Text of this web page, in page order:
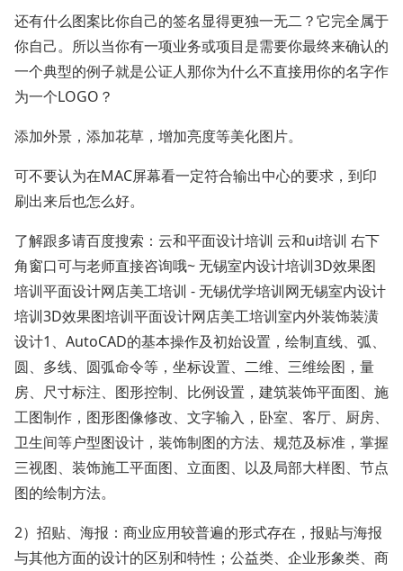
还有什么图案比你自己的签名显得更独一无二？它完全属于
你自己。所以当你有一项业务或项目是需要你最终来确认的
一个典型的例子就是公证人那你为什么不直接用你的名字作
为一个LOGO？
添加外景，添加花草，增加亮度等美化图片。
可不要认为在MAC屏幕看一定符合输出中心的要求，到印
刷出来后也怎么好。
了解跟多请百度搜索：云和平面设计培训 云和ui培训 右下
角窗口可与老师直接咨询哦~ 无锡室内设计培训3D效果图
培训平面设计网店美工培训 - 无锡优学培训网无锡室内设计
培训3D效果图培训平面设计网店美工培训室内外装饰装潢
设计1、AutoCAD的基本操作及初始设置，绘制直线、弧、
圆、多线、圆弧命令等，坐标设置、二维、三维绘图，量
房、尺寸标注、图形控制、比例设置，建筑装饰平面图、施
工图制作，图形图像修改、文字输入，卧室、客厅、厨房、
卫生间等户型图设计，装饰制图的方法、规范及标准，掌握
三视图、装饰施工平面图、立面图、以及局部大样图、节点
图的绘制方法。
2）招贴、海报：商业应用较普遍的形式存在，报贴与海报
与其他方面的设计的区别和特性；公益类、企业形象类、商